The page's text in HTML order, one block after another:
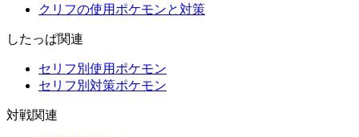
クリフの使用ポケモンと対策
したっぱ関連
セリフ別使用ポケモン
セリフ別対策ポケモン
対戦関連